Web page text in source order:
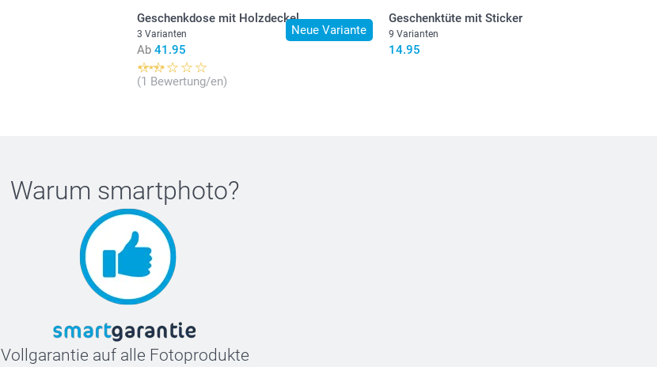
Neue Variante
Geschenkdose mit Holzdeckel
3 Varianten
Ab 41.95
(1 Bewertung/en)
Geschenktüte mit Sticker
9 Varianten
14.95
Warum smartphoto?
Vollgarantie auf alle Fotoprodukte